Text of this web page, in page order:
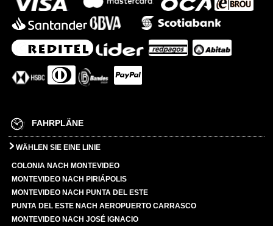
FAHRPLÄNE
WÄHLEN SIE EINE LINIE
COLONIA NACH MONTEVIDEO
MONTEVIDEO NACH PIRIÁPOLIS
MONTEVIDEO NACH PUNTA DEL ESTE
PUNTA DEL ESTE NACH AEROPUERTO CARRASCO
MONTEVIDEO NACH JOSÉ IGNACIO